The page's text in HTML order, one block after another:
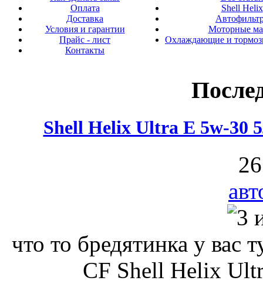
Оплата
Доставка
Условия и гарантии
Прайс - лист
Контакты
Shell Helix
Моторные
Охлаждающие и
Shell Helix Ultra E 5w-30
что то бредятинка у вас
CF Shell Helix